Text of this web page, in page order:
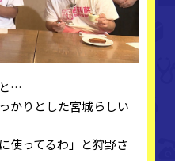
…
かりとした宮城らしい
使ってるわ」と狩野さ